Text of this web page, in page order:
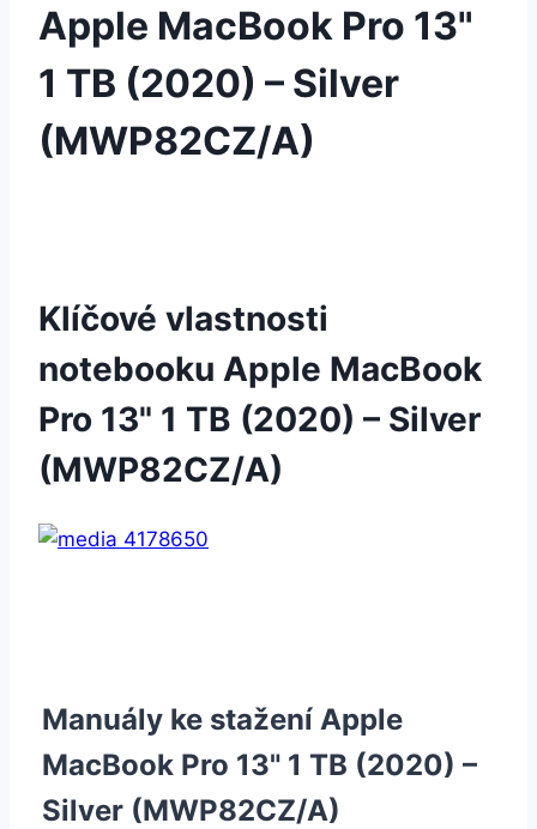
Apple MacBook Pro 13"
1 TB (2020) – Silver
(MWP82CZ/A)
Klíčové vlastnosti
notebooku Apple MacBook
Pro 13" 1 TB (2020) – Silver
(MWP82CZ/A)
Manuály ke stažení Apple
MacBook Pro 13" 1 TB (2020) –
Silver (MWP82CZ/A)